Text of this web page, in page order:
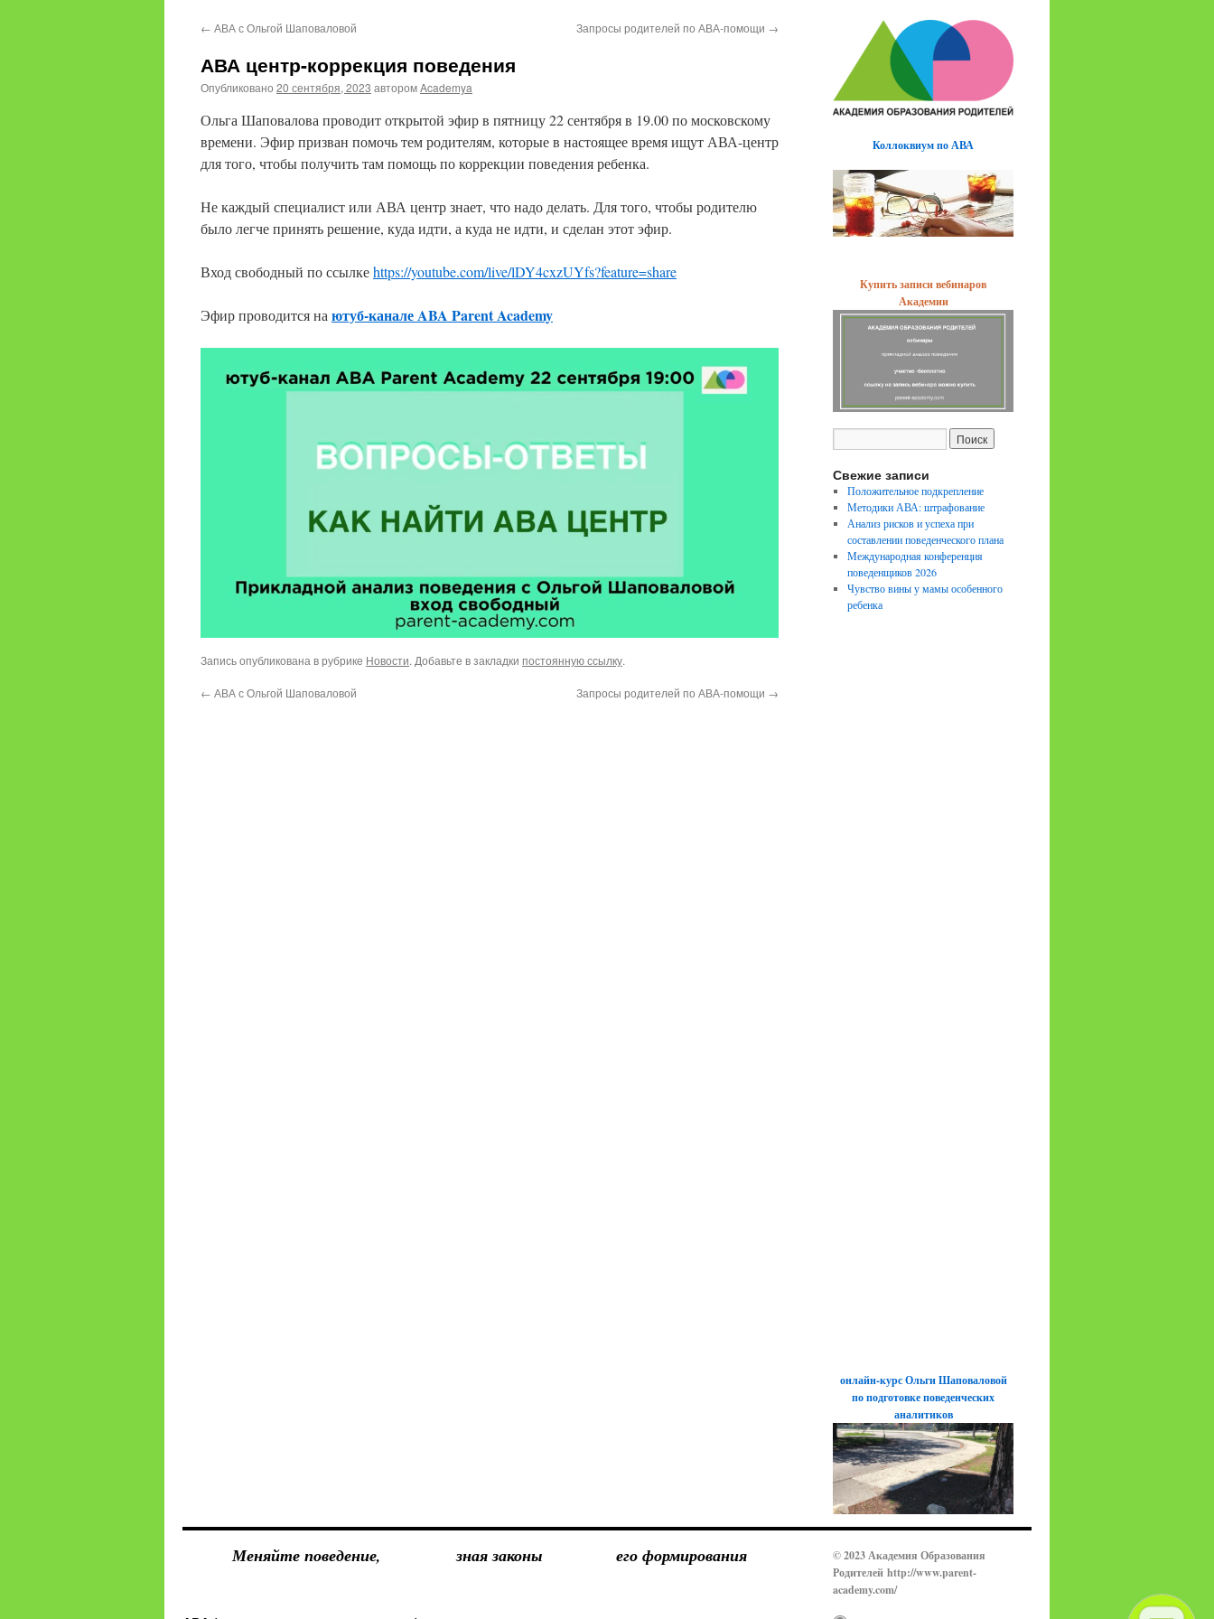
← АВА с Ольгой Шаповаловой Запросы родителей по АВА-помощи →
АВА центр-коррекция поведения
Опубликовано 20 сентября, 2023 авторомAcademya
Ольга Шаповалова проводит открытой эфир в пятницу 22 сентября в 19.00 по московскому
времени. Эфир призван помочь тем родителям, которые в настоящее время ищут АВА-центр
для того, чтобы получить там помощь по коррекции поведения ребенка.
Не каждый специалист или АВА центр знает, что надо делать. Для того, чтобы родителю
было легче принять решение, куда идти, а куда не идти, и сделан этот эфир.
Вход свободный по ссылкеhttps://youtube.com/live/lDY4cxzUYfs?feature=share
Эфир проводится на ютуб-канале ABA Parent Academy
Запись опубликована в рубрике Новости. Добавьте в закладки постоянную ссылку.
← АВА с Ольгой Шаповаловой Запросы родителей по АВА-помощи →
Коллоквиум по АВА
Купить записи вебинаров
Академии
Свежие записи
Положительное подкрепление
Методики АВА: штрафование
Анализ рисков и успеха при
составлении поведенческого плана
Международная конференция
поведенщиков 2026
Чувство вины у мамы особенного
ребенка
онлайн-курс Ольги Шаповаловой
по подготовке поведенческих
аналитиков
Меняйте поведение, зная законы его формирования
© 2023 Академия Образования
Родителей http://www.parent-
academy.com/